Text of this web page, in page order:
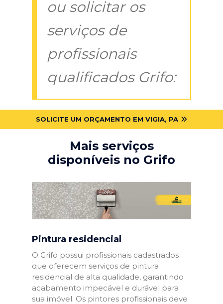
ou solicitar os
serviços de
profissionais
qualificados Grifo:
SOLICITE UM ORÇAMENTO EM VIGIA, PA
Mais serviços
disponíveis no Grifo
Pintura residencial
O Grifo possui profissionais cadastrados
que oferecem serviços de pintura
residencial de alta qualidade, garantindo
acabamento impecável e durável para
sua imóvel. Os pintores profissionais deve